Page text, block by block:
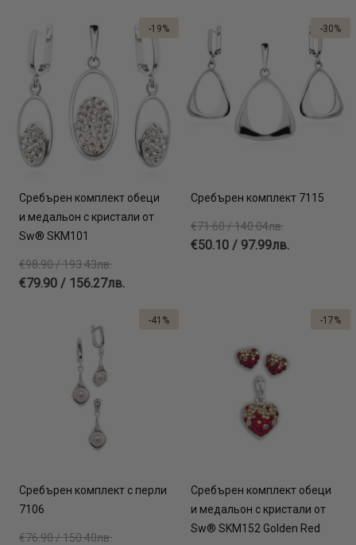
Сребърен комплект обеци
и медальон с кристали от
Sw® SKM101
€98.90 / 193.43лв.
€79.90 / 156.27лв.
-19%
Сребърен комплект 7115
€71.60 / 140.04лв.
€50.10 / 97.99лв.
-30%
Сребърен комплект с перли
7106
€76.90 / 150.40лв.
-41%
Сребърен комплект обеци
и медальон с кристали от
Sw® SKM152 Golden Red
-17%